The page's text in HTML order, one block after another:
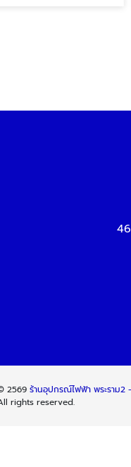
2569ร้านอุปกรณ์ไฟฟ้า พระราม2
rights reserved.